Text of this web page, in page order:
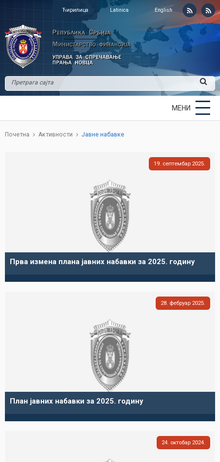
Ћирилица Latinica English
МЕНИ
Почетна Активности Јавне набавке
19 септембар 2025
Прва измена плана јавних набавки за 2025. годину
28 фебруар 2025
План јавних набавки за 2025. годину
24 октобар 2024